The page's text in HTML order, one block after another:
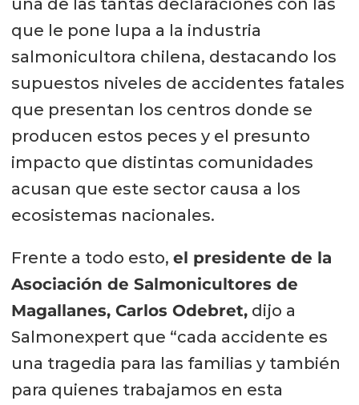
que le pone lupa a la industria
salmonicultora chilena, destacando los
supuestos niveles de accidentes fatales
que presentan los centros donde se
producen estos peces y el presunto
impacto que distintas comunidades
acusan que este sector causa a los
ecosistemas nacionales.
Frente a todo esto, el presidente de la
Asociación de Salmonicultores de
Magallanes, Carlos Odebret,dijo a
Salmonexpert que “cada accidente es
una tragedia para las familias y también
para quienes trabajamos en esta